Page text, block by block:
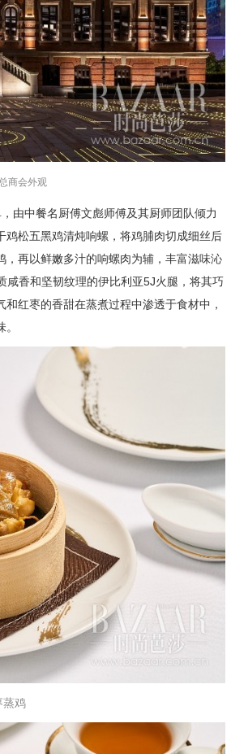
商会外观
由中餐名厨傅文彪师傅及其厨师团队倾力
松五黑鸡清炖响螺，将鸡脯肉切成细丝后
再以鲜嫩多汁的响螺肉为辅，丰富滋味沁
咸香和坚韧纹理的伊比利亚5J火腿，将其巧
红枣的香甜在蒸煮过程中渗透于食材中，
蒸鸡